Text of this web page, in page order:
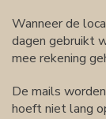
Wanneer de
dagen gebruikt
mee rekening
De mails
hoeft niet lang